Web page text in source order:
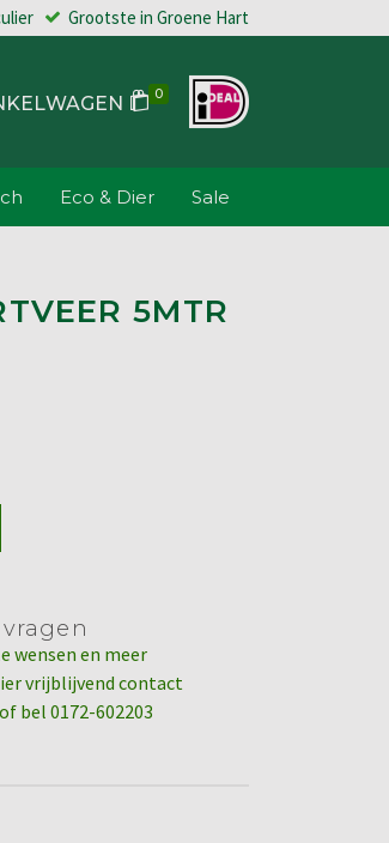
Grootste in Groene Hart
0
Eco & Dier Sale
5MTR
wensen en meer
vrijblijvend contact
bel 0172-602203